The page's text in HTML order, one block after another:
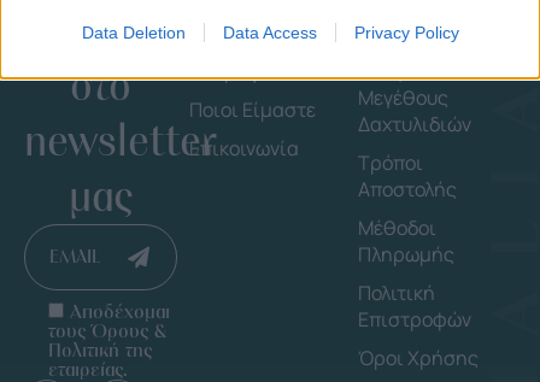
Data Deletion Data Access Privacy Policy
Εγγράψου
στο
newsletter
μας
EMAIL
Αποδέχομαι
τους Όρους &
Πολιτική της
εταιρείας.
Εταιρεία
Shop By Brand
Ποιοι Είμαστε
Επικοινωνία
Οδηγός
Μεγέθους
Δαχτυλιδιών
Τρόποι
Αποστολής
Μέθοδοι
Πληρωμής
Πολιτική
Επιστροφών
Όροι Χρήσης